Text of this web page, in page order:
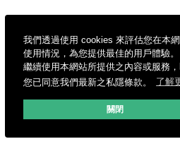
我們透過使用 cookies 來評估您在本
使用情況，為您提供最佳的用戶體驗
繼續使用本網站所提供之內容或服務
您已同意我們最新之私隱條款。
了解
關閉